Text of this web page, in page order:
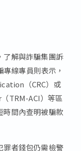
了解與詐騙集團訴
線專員則表示，
（CRC）或
TRM-ACI）等區
時間內查明被騙款
罪者錢包仍需檢警